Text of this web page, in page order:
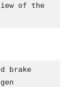
of the
brake